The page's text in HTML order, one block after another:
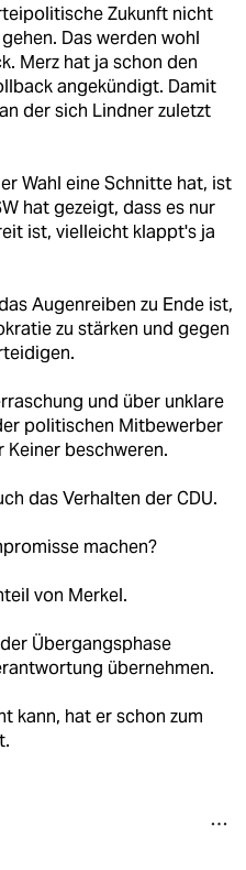
Zukunft nicht
Das werden wohl
Merz hat ja schon den
angekündigt. Damit
der sich Lindner zuletzt
Wahl eine Schnitte hat, ist
hat gezeigt, dass es nur
ist, vielleicht klappt's ja
Augenreiben zu Ende ist,
zu stärken und gegen
und über unklare
politischen Mitbewerber
Keiner beschweren.
das Verhalten der CDU.
machen?
von Merkel.
Übergangsphase
übernehmen.
kann, hat er schon zum